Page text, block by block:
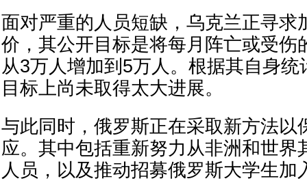
面对严重的人员短缺，乌克兰正寻求
价，其公开目标是将每月阵亡或受伤
从3万人增加到5万人。根据其自身
目标上尚未取得太大进展。
与此同时，俄罗斯正在采取新方法以
应。其中包括重新努力从非洲和世界
人员，以及推动招募俄罗斯大学生加